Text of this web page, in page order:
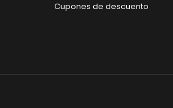
Cupones de descuento